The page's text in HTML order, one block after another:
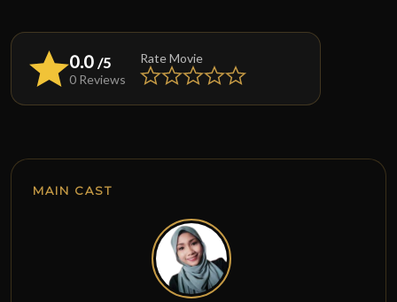
0.0 /5
0 Reviews
Rate Movie
MAIN CAST